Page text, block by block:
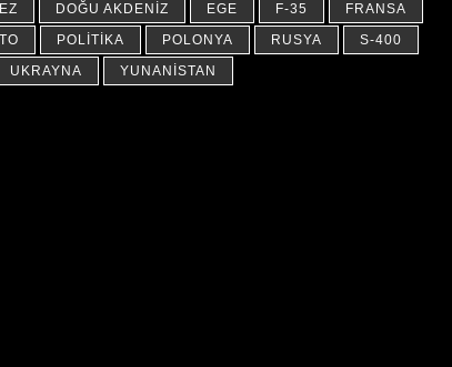
DOĞU AKDENIZ EGE F-35
FRANSA
POLITIKA POLONYA RUSYA
S-400
UKRAYNA YUNANISTAN